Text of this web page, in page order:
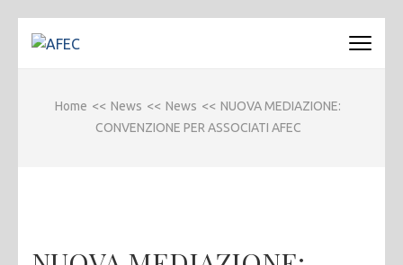
Home << News << News << NUOVA MEDIAZIONE:
CONVENZIONE PER ASSOCIATI AFEC